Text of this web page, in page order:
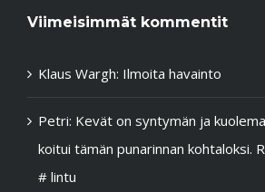
Viimeisimmät kommentit
Klaus Wargh: Ilmoita havainto
Petri: Kevät on syntymän ja
koitui tämän punarinnan kohtaloksi.
# lintu